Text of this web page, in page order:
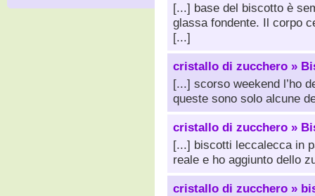
[...] base del biscotto è
glassa fondente. Il corpo
[...]
cristallo di zucchero »
[...] scorso weekend l’ho
queste sono solo alcune
cristallo di zucchero »
[...] biscotti leccalecca in
reale e ho aggiunto dello
cristallo di zucchero »